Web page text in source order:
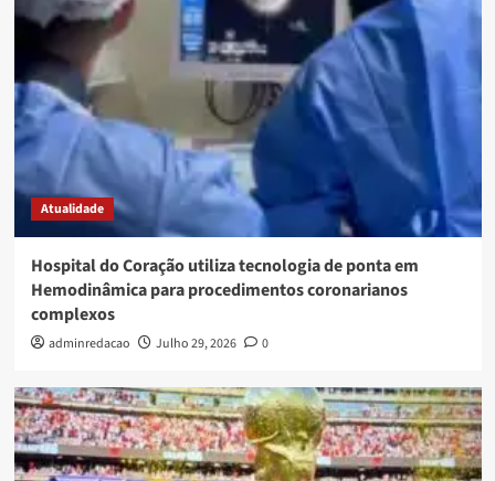
Atualidade
Hospital do Coração utiliza tecnologia de ponta em
Hemodinâmica para procedimentos coronarianos
complexos
adminredacao Julho 29, 2026 0